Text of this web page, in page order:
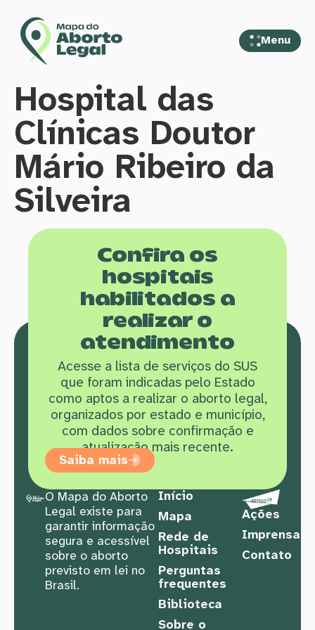
Menu
Hospital das
Clínicas Doutor
Mário Ribeiro da
Silveira
Confira os
hospitais
habilitados a
realizar o
atendimento
Acesse a lista de serviços do SUS
que foram indicadas pelo Estado
como aptos a realizar o aborto legal,
organizados por estado e município,
com dados sobre confirmação e
atualização mais recente.
Saiba mais
O Mapa do Aborto
Legal existe para
garantir informação
segura e acessível
sobre o aborto
previsto em lei no
Brasil.
Início
Mapa
Rede de
Hospitais
Perguntas
frequentes
Biblioteca
Sobre o
Ações
Imprensa
Contato